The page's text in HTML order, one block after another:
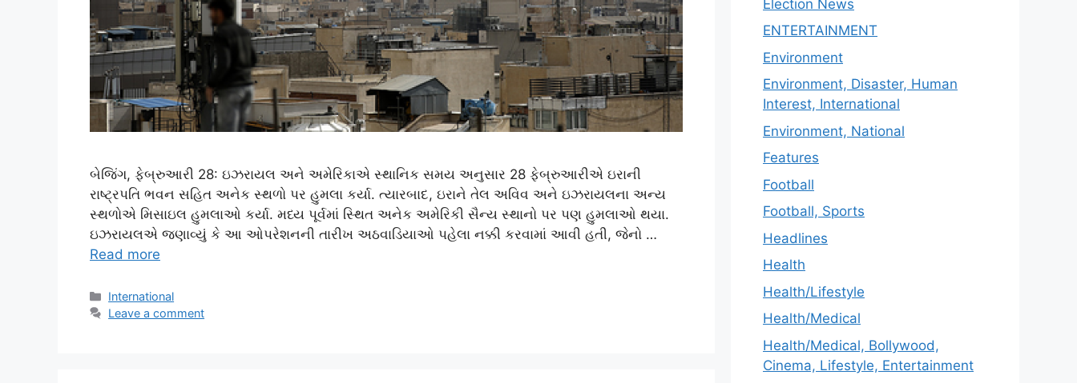
બેજિંગ, ફેબ્રુઆરી 28: ઇઝરાયલ અને અમેરિકાએ સ્થાનિક સમય અનુસાર 28 ફેબ્રુઆરીએ ઇરાની
રાષ્ટ્રપતિ ભવન સહિત અનેક સ્થળો પર હુમલા કર્યા. ત્યારબાદ, ઇરાને તેલ અવિવ અને ઇઝરાયલના અન્ય
સ્થળોએ મિસાઇલ હુમલાઓ કર્યા. મધ્ય પૂર્વમાં સ્થિત અનેક અમેરિકી સૈન્ય સ્થાનો પર પણ હુમલાઓ થયા.
ઇઝરાયલએ જણાવ્યું કે આ ઓપરેશનની તારીખ અઠવાડિયાઓ પહેલા નક્કી કરવામાં આવી હતી, જેનો …
Read more
Categories
International
Leave a comment
Election News
ENTERTAINMENT
Environment
Environment, Disaster, Human
Interest, International
Environment, National
Features
Football
Football, Sports
Headlines
Health
Health/Lifestyle
Health/Medical
Health/Medical, Bollywood,
Cinema, Lifestyle, Entertainment